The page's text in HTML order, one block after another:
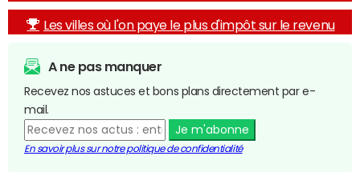
Les villes où l'on paye le plus d'impôt sur le revenu
A ne pas manquer
Recevez nos astuces et bons plans directement par e-
mail.
Je m'abonne
En savoir plus sur notre politique de confidentialité